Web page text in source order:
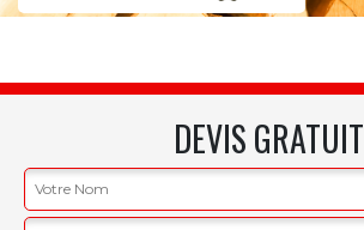
DEVIS GRATUIT